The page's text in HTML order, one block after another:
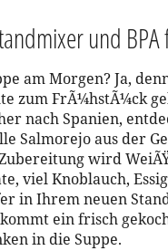
und
am Morgen? Ja,
zum FrÃ¼hstÃ¼ck
nach Spanien,
Salmorejo aus der
wird
viel Knoblauch,
in Ihrem neuen
ein frisch
in die Suppe.